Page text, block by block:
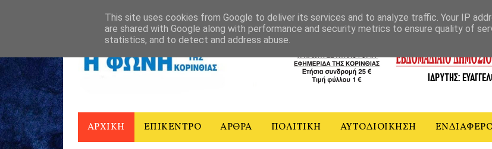
Η ΦΩΝΗ ΤΗΣ ΚΟΡΙΝΘΙΑΣ - ΙΣΤΟΡΙΚΟ ΕΠΙΚΟΙΝΩΝΙΑ
ΑΡΧΙΚΗ ΕΠΙΚΕΝΤΡΟ ΑΡΘΡΑ ΠΟΛΙΤΙΚΗ ΑΥΤΟΔΙΟΙΚΗΣΗ
This site uses cookies from Google to deliver its services and to analyze traffic. Your IP
are shared with Google along with performance and security metrics to ensure quality of
statistics, and to detect and address abuse.